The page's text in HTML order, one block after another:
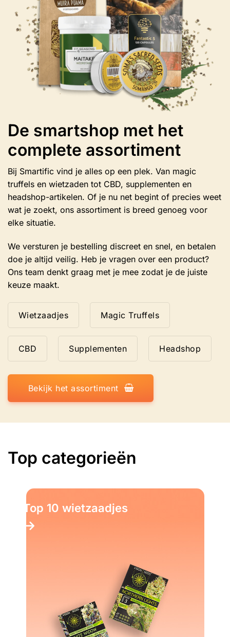
de
productpagina
De smartshop met het
complete assortiment
Bij Smartific vind je alles op een plek. Van magic
truffels en wietzaden tot CBD, supplementen en
headshop-artikelen. Of je nu net begint of precies weet
wat je zoekt, ons assortiment is breed genoeg voor
elke situatie.
We versturen je bestelling discreet en snel, en betalen
doe je altijd veilig. Heb je vragen over een product?
Ons team denkt graag met je mee zodat je de juiste
keuze maakt.
Wietzaadjes Magic Truffels
CBD Supplementen Headshop
Bekijk het assortiment
Top categorieën
Top 10 wietzaadjes